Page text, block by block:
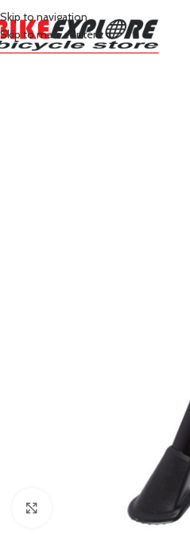
Skip to navigation
Skip to main content
Clicca per ingrandire